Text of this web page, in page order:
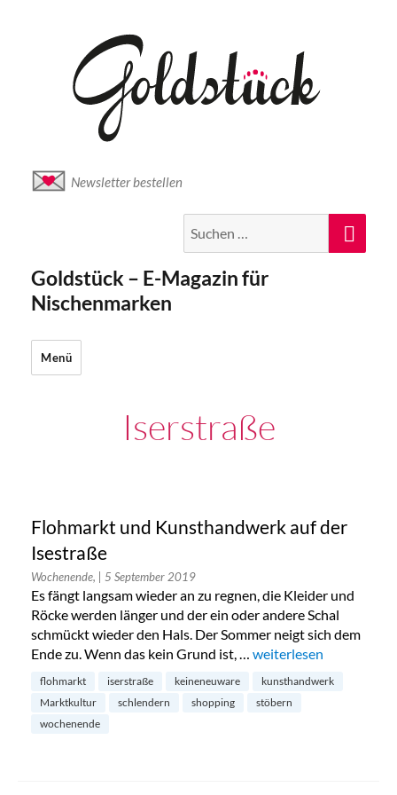
Newsletter bestellen
nach:
Goldstück – E-Magazin für
Nischenmarken
Menü
Iserstraße
Flohmarkt und Kunsthandwerk auf der
Isestraße
Wochenende, | 5 September 2019
Es fängt langsam wieder an zu regnen, die Kleider und
Röcke werden länger und der ein oder andere Schal
schmückt wieder den Hals. Der Sommer neigt sich dem
Ende zu. Wenn das kein Grund ist, … „Flohmarkt und
weiterlesen
flohmarkt iserstraße keineneuware
kunsthandwerk
Marktkultur
schlendern shopping
stöbern
wochenende